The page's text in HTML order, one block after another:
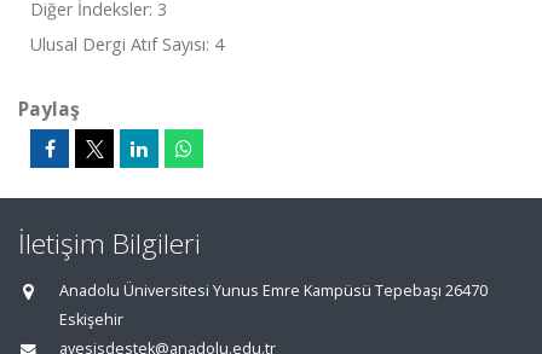
Diğer İndeksler: 3
Ulusal Dergi Atıf Sayısı: 4
Paylaş
İletişim Bilgileri
Anadolu Üniversitesi Yunus Emre Kampüsü Tepebaşı 26470
Eskişehir
avesisdestek@anadolu.edu.tr